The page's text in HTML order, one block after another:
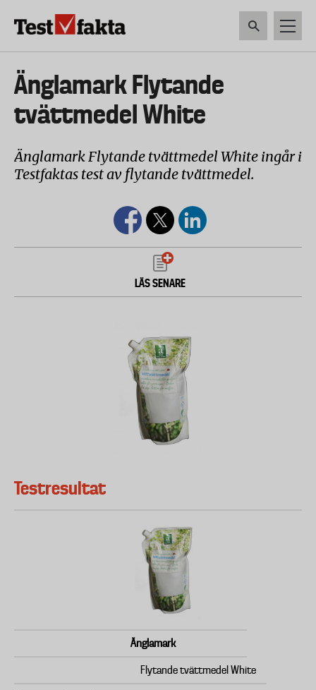
Huvudmeny
ny
HEM & HUSHÅLL
Änglamark Flytande
tvättmedel White
Änglamark Flytande tvättmedel White ingår i
Testfaktas test av flytande tvättmedel.
LÄS SENARE
Testresultat
Änglamark
Flytande tvättmedel White